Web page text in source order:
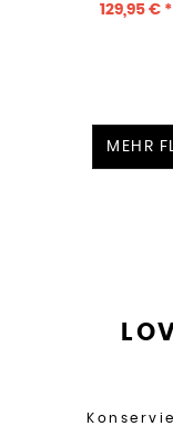
129,95 € *
MEHR